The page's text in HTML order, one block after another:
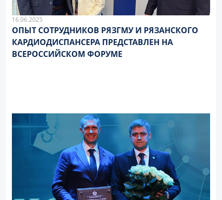
16.06.2025
ОПЫТ СОТРУДНИКОВ РЯЗГМУ И РЯЗАНСКОГО
КАРДИОДИСПАНСЕРА ПРЕДСТАВЛЕН НА
ВСЕРОССИЙСКОМ ФОРУМЕ